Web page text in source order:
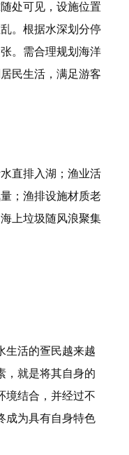
处可见，设施位置
。根据水深划分停
。需合理规划海洋
民生活，满足游客
直排入湖；渔业活
；渔排设施材质老
上垃圾随风浪聚集
生活的疍民越来越
，就是将其自身的
境结合，并经过不
成为具有自身特色